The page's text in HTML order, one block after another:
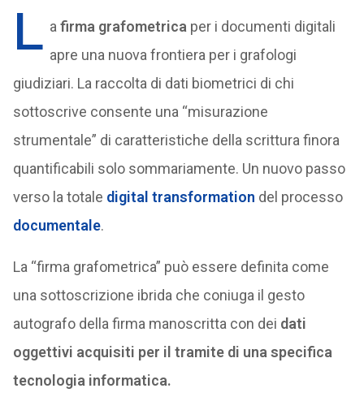
L a firma grafometrica per i documenti digitali
apre una nuova frontiera per i grafologi
giudiziari. La raccolta di dati biometrici di chi
sottoscrive consente una “misurazione
strumentale” di caratteristiche della scrittura finora
quantificabili solo sommariamente. Un nuovo passo
verso la totale digital transformation del processo
documentale.
La “firma grafometrica” può essere definita come
una sottoscrizione ibrida che coniuga il gesto
autografo della firma manoscritta con dei dati
oggettivi acquisiti per il tramite di una specifica
tecnologia informatica.